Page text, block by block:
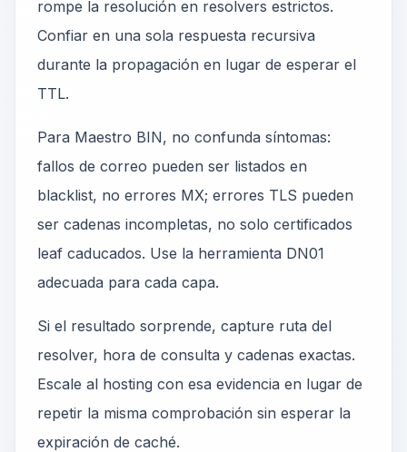
rompe la resolución en resolvers estrictos.
Confiar en una sola respuesta recursiva
durante la propagación en lugar de esperar el
TTL.
Para Maestro BIN, no confunda síntomas:
fallos de correo pueden ser listados en
blacklist, no errores MX; errores TLS pueden
ser cadenas incompletas, no solo certificados
leaf caducados. Use la herramienta DN01
adecuada para cada capa.
Si el resultado sorprende, capture ruta del
resolver, hora de consulta y cadenas exactas.
Escale al hosting con esa evidencia en lugar de
repetir la misma comprobación sin esperar la
expiración de caché.